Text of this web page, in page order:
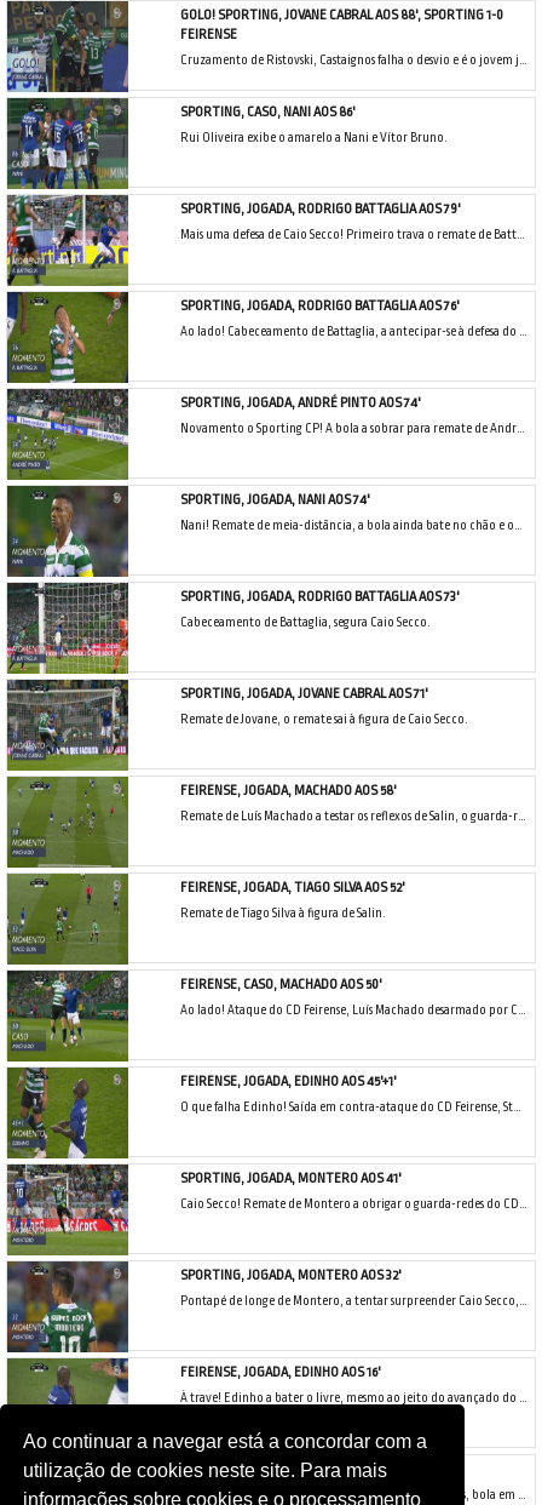
Ao continuar a navegar está a concordar com a
utilização de cookies neste site. Para mais
informações sobre cookies e o processamento
GOLO! SPORTING, JOVANE CABRAL AOS 88', SPORTING 1-0
FEIRENSE
Cruzamento de Ristovski, Castaignos falha o desvio e é o jovem jogador leonino quem aparece a encostar para o 1-0!
SPORTING, CASO, NANI AOS 86'
Rui Oliveira exibe o amarelo a Nani e Vítor Bruno.
SPORTING, JOGADA, RODRIGO BATTAGLIA AOS 79'
Mais uma defesa de Caio Secco! Primeiro trava o remate de Battaglia, à segunda nega o golo a Coates.
SPORTING, JOGADA, RODRIGO BATTAGLIA AOS 76'
Ao lado! Cabeceamento de Battaglia, a antecipar-se à defesa do CD Feirense, mas a bola saiu ao lado.
SPORTING, JOGADA, ANDRÉ PINTO AOS 74'
Novamento o Sporting CP! A bola a sobrar para remate de André Pinto na área, Caio Secco defende por instinto.
SPORTING, JOGADA, NANI AOS 74'
Nani! Remate de meia-distância, a bola ainda bate no chão e obriga Caio Secco a tirar para canto.
SPORTING, JOGADA, RODRIGO BATTAGLIA AOS 73'
Cabeceamento de Battaglia, segura Caio Secco.
SPORTING, JOGADA, JOVANE CABRAL AOS 71'
Remate de Jovane, o remate sai à figura de Caio Secco.
FEIRENSE, JOGADA, MACHADO AOS 58'
Remate de Luís Machado a testar os reflexos de Salin, o guarda-redes leonino defende a soco.
FEIRENSE, JOGADA, TIAGO SILVA AOS 52'
Remate de Tiago Silva à figura de Salin.
FEIRENSE, CASO, MACHADO AOS 50'
Ao lado! Ataque do CD Feirense, Luís Machado desarmado por Coates, a bola fica à mercê de Edinho que ainda remata quase sem ângulo, mas para fora.
FEIRENSE, JOGADA, EDINHO AOS 45'+1'
O que falha Edinho! Saída em contra-ataque do CD Feirense, Sturgeon ganha espaço e mete no coração da área. Edinho só tinha de encostar, mas fez o mais difícil e atirou por cima.
SPORTING, JOGADA, MONTERO AOS 41'
Caio Secco! Remate de Montero a obrigar o guarda-redes do CD Feirense a voar para a bola. Na recarga, Secco segura o remate de Raphinha.
SPORTING, JOGADA, MONTERO AOS 32'
Pontapé de longe de Montero, a tentar surpreender Caio Secco, mas a bola a sair ao lado.
FEIRENSE, JOGADA, EDINHO AOS 16'
À trave! Edinho a bater o livre, mesmo ao jeito do avançado do CD Feirense, remate forte e colocado com a bola a embater no travessão da baliza de Salin.
SPORTING, JOGADA, NANI AOS 11'
Caio Secco não segura no duelo com Bruno Fernandes, bola em Nani, mas o cabeceamento do capitão leonino sai ao lado.